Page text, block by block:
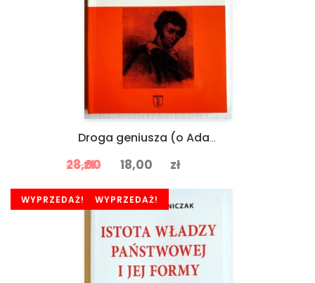
Droga geniusza (o Adamie Mickiewiczu) JAN CIECHANOWICZ
zł
28,00 Original price was: zł28,00.
zł
18,00 Current price is: zł18,00.
SALE
WYPRZEDAŻ!
SALE
WYPRZEDAŻ!